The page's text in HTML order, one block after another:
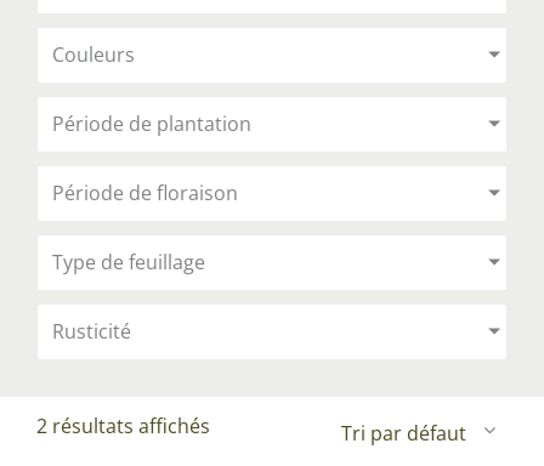
Couleurs
Période de plantation
Période de floraison
Type de feuillage
Rusticité
2 résultats affichés